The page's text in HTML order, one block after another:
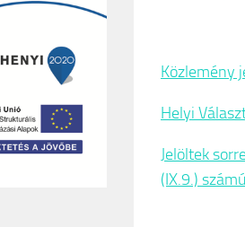
Közlemény
Helyi
Jelöltek
(IX.9.)